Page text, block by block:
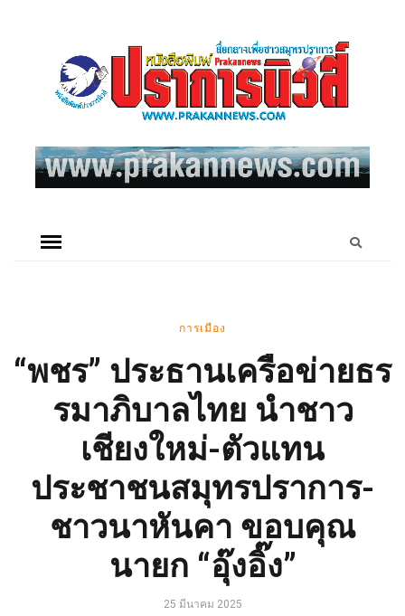
การเมือง
“พชร” ประธานเครือข่ายธร
รมาภิบาลไทย นำชาว
เชียงใหม่-ตัวแทน
ประชาชนสมุทรปราการ-
ชาวนาหันคา ขอบคุณ
นายก “อุ๊งอิ๊ง”
25 มีนาคม 2025